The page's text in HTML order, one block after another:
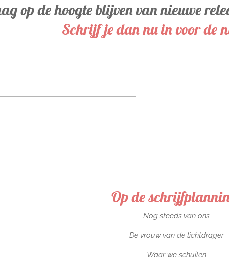
op de hoogte blijven van nieuwe
Schrijf je dan nu in voor de
Op de
Nog steeds van ons
De vrouw van de lichtdrager
Waar we schuilen